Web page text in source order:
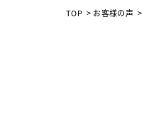
TOP > お客様の声 >